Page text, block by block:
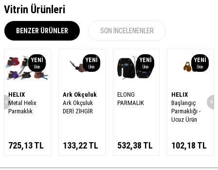
Vitrin Ürünleri
BENZER ÜRÜNLER SON İNCELENENLER
YENI
Ürün
HELIX
Metal Helix
Parmaklık
725,13TL
YENI
Ürün
Ark Okçuluk
Ark Okçuluk
DERİ ZİHGİR
133,22TL
YENI
Ürün
ELONG
PARMALIK
532,38 TL
YENI
Ürün
HELIX
Başlangıç
Parmaklığı -
Ucuz Ürün
102,18 TL